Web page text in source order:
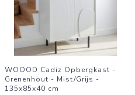
WOOOD Cadiz Opbergkast -
Grenenhout - Mist/Grijs -
135x85x40 cm